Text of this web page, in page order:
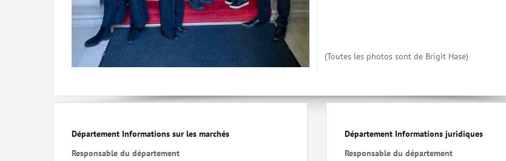
(Toutes les photos sont de Brigit Hase)
Département Informations sur les marchés
Responsable du département
Département Informations juridiques
Responsable du département